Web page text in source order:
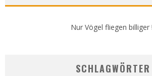
Nur Vögel fliegen billiger
SCHLAGWÖRTER